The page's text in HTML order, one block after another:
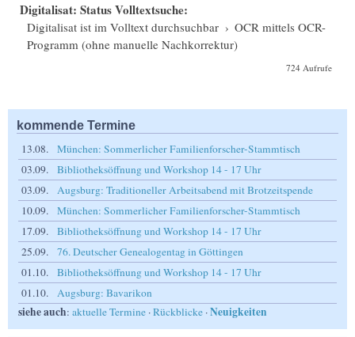
Digitalisat: Status Volltextsuche:
Digitalisat ist im Volltext durchsuchbar › OCR mittels OCR-
Programm (ohne manuelle Nachkorrektur)
724 Aufrufe
kommende Termine
13.08.
München: Sommerlicher Familienforscher-Stammtisch
03.09.
Bibliotheksöffnung und Workshop 14 - 17 Uhr
03.09.
Augsburg: Traditioneller Arbeitsabend mit Brotzeitspende
10.09.
München: Sommerlicher Familienforscher-Stammtisch
17.09.
Bibliotheksöffnung und Workshop 14 - 17 Uhr
25.09.
76. Deutscher Genealogentag in Göttingen
01.10.
Bibliotheksöffnung und Workshop 14 - 17 Uhr
01.10.
Augsburg: Bavarikon
siehe auch: aktuelle Termine ·Rückblicke ·Neuigkeiten